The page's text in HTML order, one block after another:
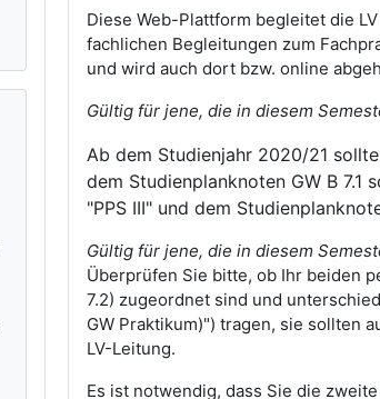
Diese Web-Plattform begleitet die LV
fachlichen Begleitungen zum
und wird auch dort bzw. online
Gültig für jene, die in diesem
Ab dem Studienjahr 2020/21
dem Studienplanknoten GW B
"PPS III" und dem
Gültig für jene, die in diesem
Überprüfen Sie bitte, ob Ihr beiden
7.2) zugeordnet sind und
GW Praktikum)") tragen, sie sollten
LV-Leitung.
Es ist notwendig, dass Sie die